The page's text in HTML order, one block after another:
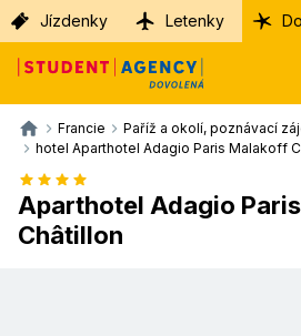
Jízdenky Letenky
Francie Paříž a okolí, poznávací
hotel Aparthotel Adagio Paris Malakoff
Aparthotel Adagio
Châtillon